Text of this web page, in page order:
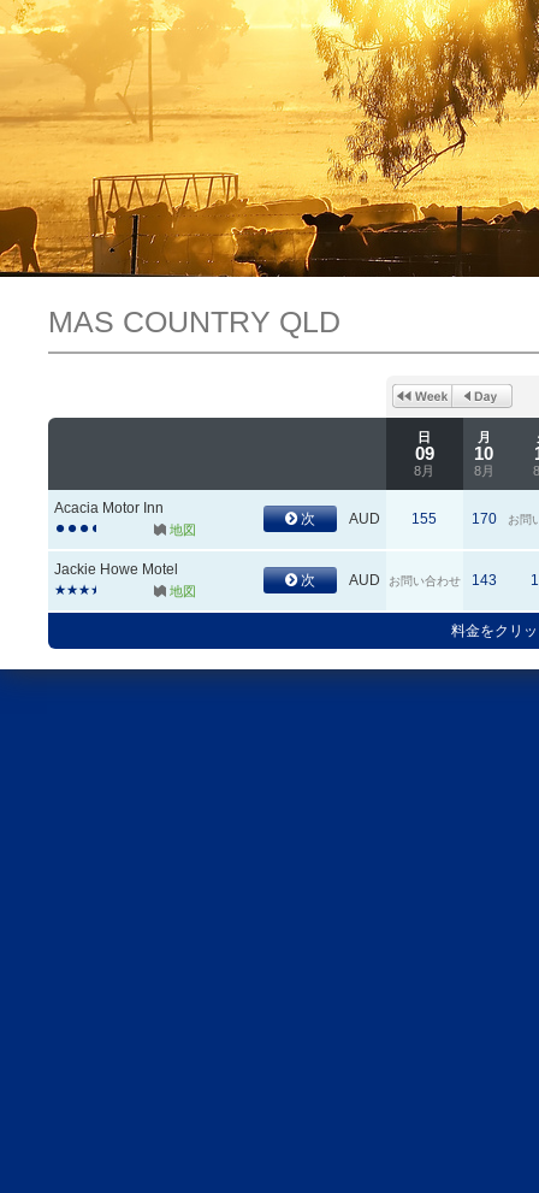
MAS COUNTRY QLD
日
09
8月
月
10
8月
Acacia Motor Inn
地図
次 AUD 155 170 お問
Jackie Howe Motel
地図
次 AUD お問い合わせ 143
料金をクリ